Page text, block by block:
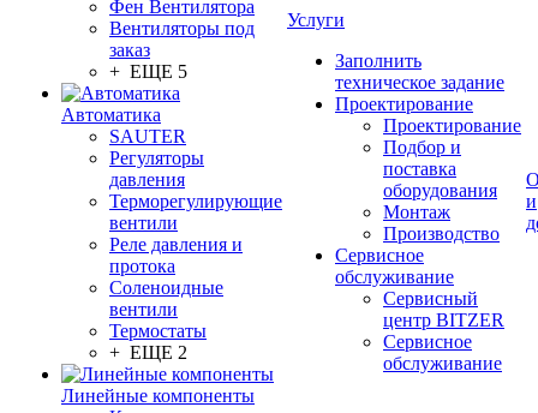
Фен Вентилятора
Вентиляторы под
заказ
+ ЕЩЕ 5
Автоматика
SAUTER
Регуляторы
давления
Терморегулирующие
вентили
Реле давления и
протока
Соленоидные
вентили
Термостаты
+ ЕЩЕ 2
Линейные компоненты
Услуги
Заполнить
техническое задание
Проектирование
Проектирование
Подбор и
поставка
оборудования
Монтаж
Производство
Сервисное
обслуживание
Сервисный
центр BITZER
Сервисное
обслуживание
и